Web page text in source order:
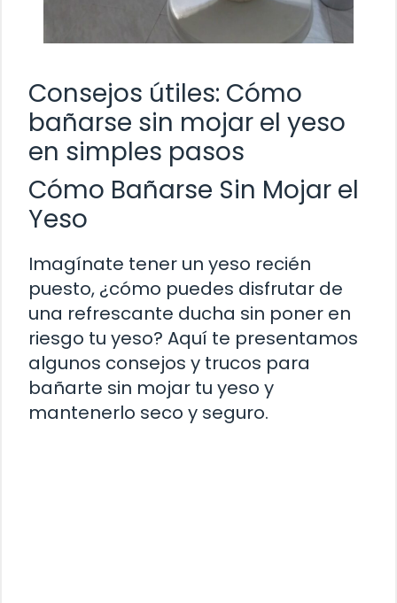
Consejos útiles: Cómo
bañarse sin mojar el yeso
en simples pasos
Cómo Bañarse Sin Mojar el
Yeso
Imagínate tener un yeso recién
puesto, ¿cómo puedes disfrutar de
una refrescante ducha sin poner en
riesgo tu yeso? Aquí te presentamos
algunos consejos y trucos para
bañarte sin mojar tu yeso y
mantenerlo seco y seguro.